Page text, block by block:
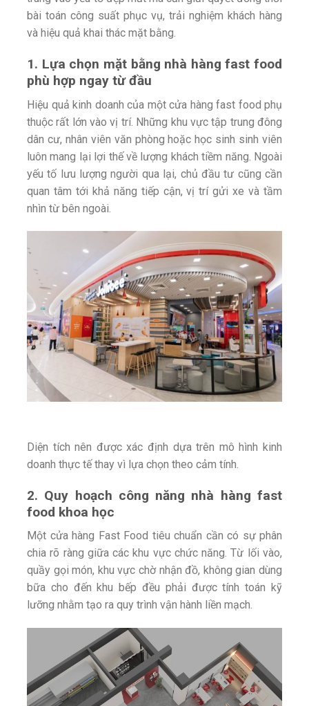
bài toán công suất phục vụ, trải nghiệm khách hàng
và hiệu quả khai thác mặt bằng.
1. Lựa chọn mặt bằng nhà hàng fast food
phù hợp ngay từ đầu
Hiệu quả kinh doanh của một cửa hàng fast food phụ
thuộc rất lớn vào vị trí. Những khu vực tập trung đông
dân cư, nhân viên văn phòng hoặc học sinh sinh viên
luôn mang lại lợi thế về lượng khách tiềm năng. Ngoài
yếu tố lưu lượng người qua lại, chủ đầu tư cũng cần
quan tâm tới khả năng tiếp cận, vị trí gửi xe và tầm
nhìn từ bên ngoài.
Diện tích nên được xác định dựa trên mô hình kinh
doanh thực tế thay vì lựa chọn theo cảm tính.
2. Quy hoạch công năng nhà hàng fast
food khoa học
Một cửa hàng Fast Food tiêu chuẩn cần có sự phân
chia rõ ràng giữa các khu vực chức năng.Từ lối vào,
quầy gọi món, khu vực chờ nhận đồ, không gian dùng
bữa cho đến khu bếp đều phải được tính toán kỹ
lưỡng nhằm tạo ra quy trình vận hành liền mạch.